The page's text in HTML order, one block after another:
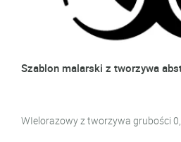
Szablon malarski z tworzywa
WIelorazowy z tworzywa grubości